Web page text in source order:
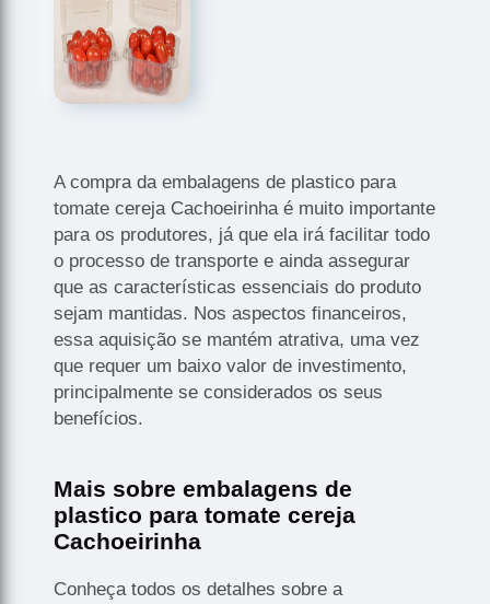
A compra da embalagens de plastico para
tomate cereja Cachoeirinha é muito importante
para os produtores, já que ela irá facilitar todo
o processo de transporte e ainda assegurar
que as características essenciais do produto
sejam mantidas. Nos aspectos financeiros,
essa aquisição se mantém atrativa, uma vez
que requer um baixo valor de investimento,
principalmente se considerados os seus
benefícios.
Mais sobre embalagens de
plastico para tomate cereja
Cachoeirinha
Conheça todos os detalhes sobre a